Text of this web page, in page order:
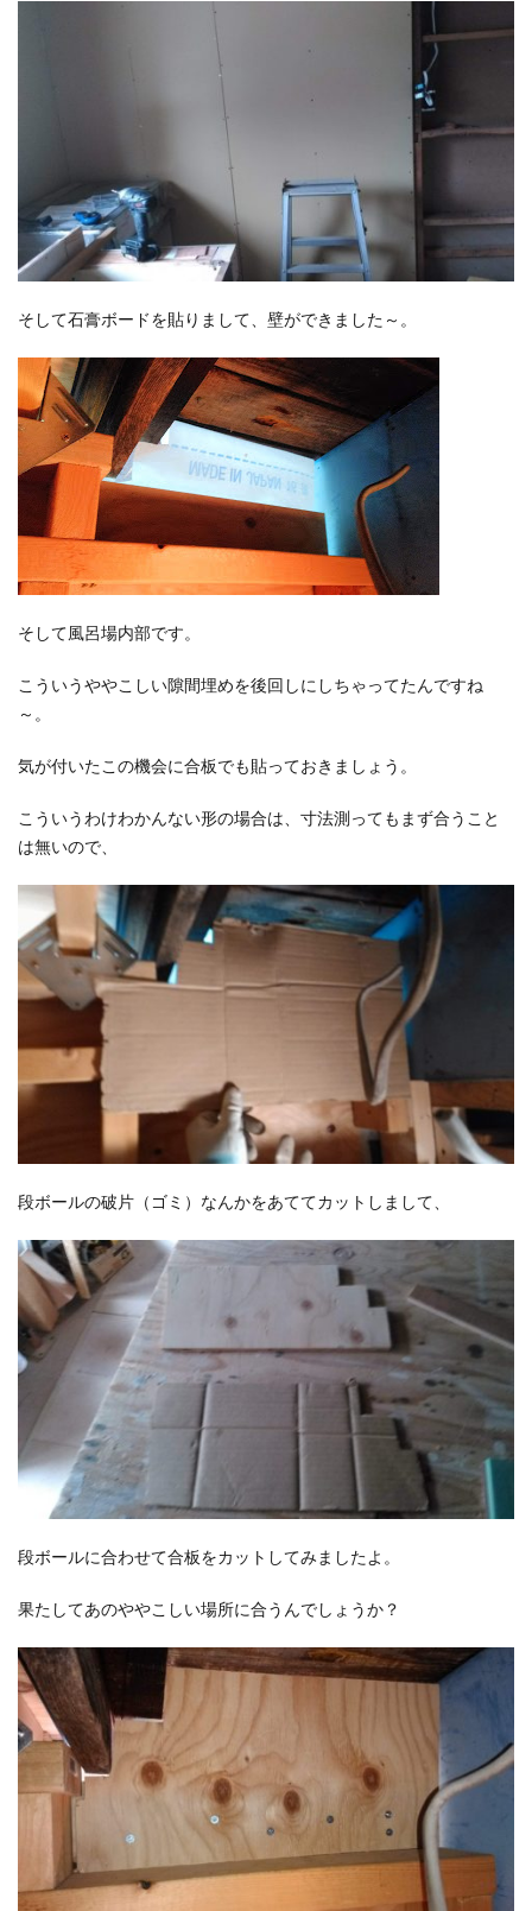
そして石膏ボードを貼りまして、壁ができました～。
そして風呂場内部です。
こういうややこしい隙間埋めを後回しにしちゃってたんですね
～。
気が付いたこの機会に合板でも貼っておきましょう。
こういうわけわかんない形の場合は、寸法測ってもまず合うこと
は無いので、
段ボールの破片（ゴミ）なんかをあててカットしまして、
段ボールに合わせて合板をカットしてみましたよ。
果たしてあのややこしい場所に合うんでしょうか？